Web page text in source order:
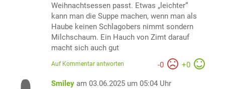
Weihnachtsessen passt. Etwas „leichter“
kann man die Suppe machen, wenn man als
Haube keinen Schlagobers nimmt sondern
Milchschaum. Ein Hauch von Zimt darauf
macht sich auch gut
-0 +0
Auf Kommentar antworten
Smiley am 03.06.2025 um 05:04 Uhr